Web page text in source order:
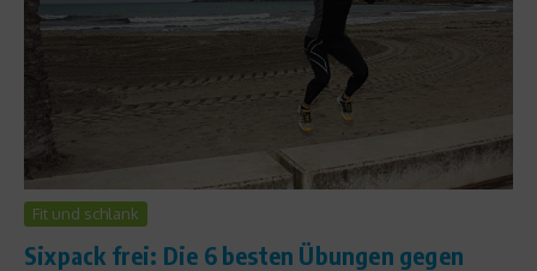
Fit und schlank
Sixpack frei: Die 6 besten Übungen gegen